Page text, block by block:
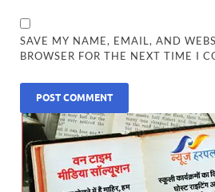
SAVE MY NAME, EMAIL, AND
BROWSER FOR THE NEXT TIME I